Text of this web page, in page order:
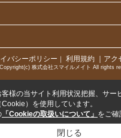
バシーポリシー 利用規約 ｜ア
Copyright(c) 株式会社スマイルメイト All rights
様の当サイト利用状況把握、サー
）を使用しています。
「Cookieの取扱いについて」 をご確
閉じる